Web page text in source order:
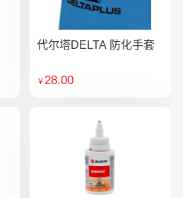
代尔塔DELTA 防化手套
￥28.00